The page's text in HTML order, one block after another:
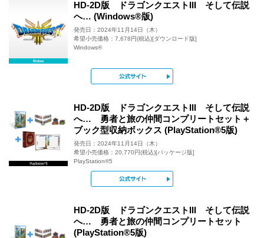
HD-2D版 ドラゴンクエストIII そして伝説
へ… (Windows®版)
発売日：2024年11月14日（木）
希望小売価格：7,678円(税込)[ダウンロード版]
Windows®
HD-2D版 ドラゴンクエストIII そして伝説
へ… 勇者と旅の仲間コンプリートセット＋
ブック型収納ボックス (PlayStation®5版)
発売日：2024年11月14日（木）
希望小売価格：20,770円(税込)[パッケージ版]
PlayStation®5
HD-2D版 ドラゴンクエストIII そして伝説
へ… 勇者と旅の仲間コンプリートセット
(PlayStation®5版)